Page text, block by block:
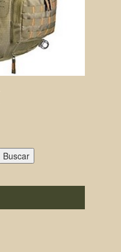
Buscar